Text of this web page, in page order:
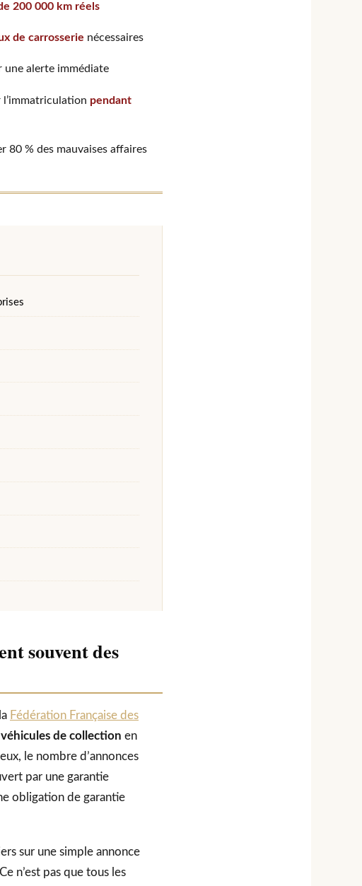
200 000 km réels
de carrosserie nécessaires
alerte immédiate
l’immatriculation pendant
80 % des mauvaises affaires
souvent des
Fédération Française des
de collection en
le nombre d’annonces
par une garantie
obligation de garantie
sur une simple annonce
n’est pas que tous les